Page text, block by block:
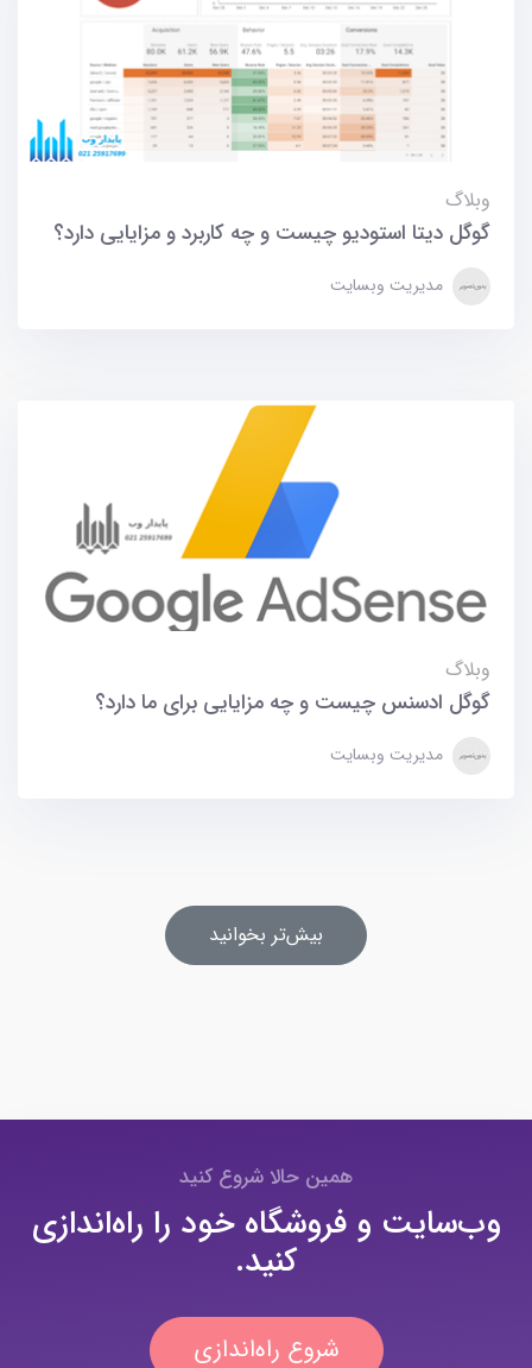
وبلاگ
گوگل دیتا استودیو چیست و چه کاربرد و مزایایی دارد؟
مدیریت وبسایت
وبلاگ
گوگل ادسنس چیست و چه مزایایی برای ما دارد؟
مدیریت وبسایت
بیش‌تر بخوانید
همین حالا شروع کنید
وب‌سایت و فروشگاه خود را راه‌اندازی
کنید.
شروع راه‌اندازی